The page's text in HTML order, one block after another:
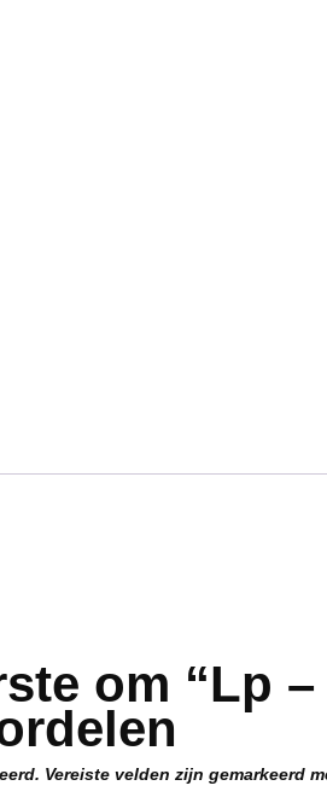
om “Lp
Vereiste velden zijn gemarkeerd